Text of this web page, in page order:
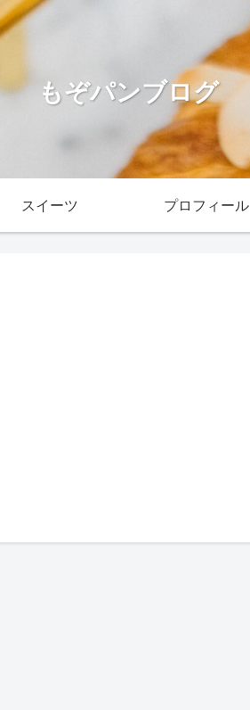
もぞパンブログ
スイーツ プロフィール